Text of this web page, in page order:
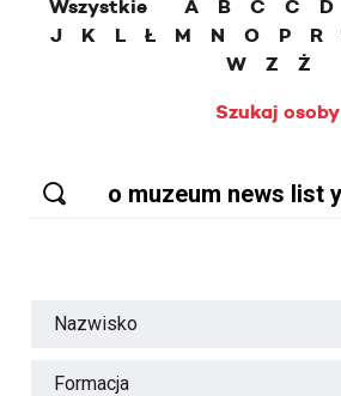
Wszystkie A B C Ć D
J
K L Ł M N O P R
W
Z
Ż
Szukaj osoby
Nazwisko
Formacja